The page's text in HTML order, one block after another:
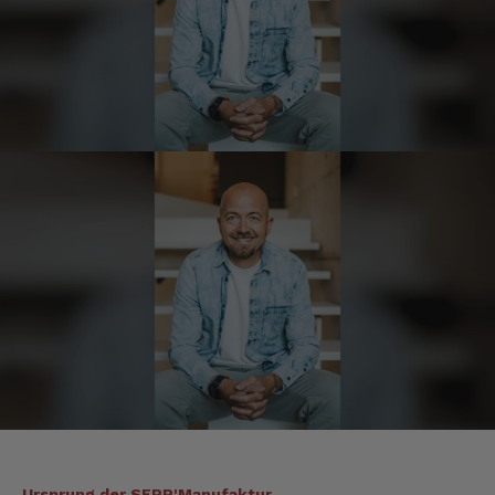
Anonym
Verifizierter Kunde
Bisher alles lecker und gut.
Roland
Hallo Ich konnte erst heute mein Paket
abholen , bin sehr überrascht kann Euch nur
weiter empfehlen Lg Roland Rihaczek
Thorsten
Verifizierter Kunde
Die Abläufe sind super einfach. Die Ware hat
eine sensationelle Qualität und die Lieferung
erfolgt schnell und zuverlässig. 👍